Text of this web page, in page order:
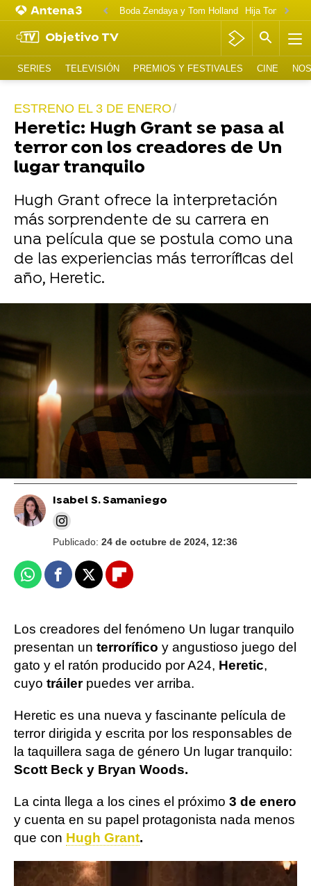
Boda Zendaya y Tom Holland Hija Tom
Objetivo TV
SERIES TELEVISIÓN PREMIOS Y FESTIVALES CINE
ESTRENO EL 3 DE ENERO
Heretic: Hugh Grant se pasa al
terror con los creadores de Un
lugar tranquilo
Hugh Grant ofrece la interpretación
más sorprendente de su carrera en
una película que se postula como una
de las experiencias más terroríficas del
año, Heretic.
La confesión de Hugh Grant sobre que
Robert Downey Jr. lo "odiaba" y "quería
matarlo" en una enemistad que duró
décadas
Isabel S. Samaniego
Publicado: 24 de octubre de 2024, 12:36
WhatsappFacebook
X Flipboard
Los creadores del fenómeno Un lugar tranquilo
presentan un terrorífico y angustioso juego del
gato y el ratón producido por A24, Heretic,
cuyo tráiler puedes ver arriba.
Heretic es una nueva y fascinante película de
terror dirigida y escrita por los responsables de
la taquillera saga de género Un lugar tranquilo:
Scott Beck y Bryan Woods.
La cinta llega a los cines el próximo 3 de enero
y cuenta en su papel protagonista nada menos
que con Hugh Grant.